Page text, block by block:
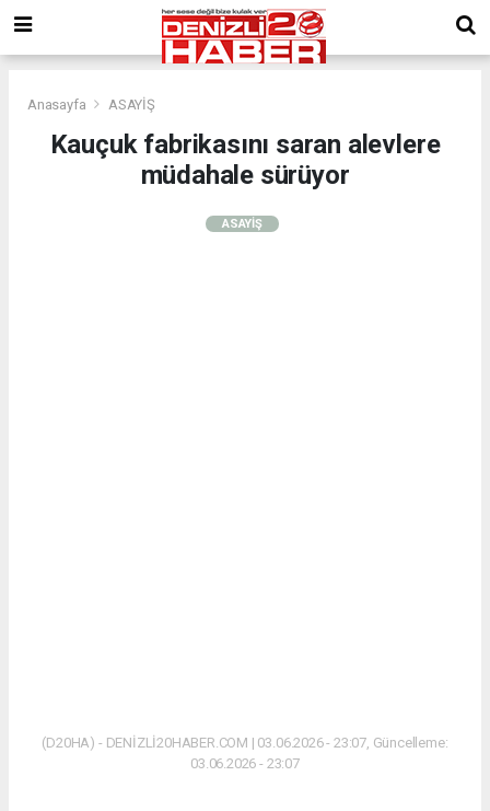
Anasayfa ASAYİŞ
Kauçuk fabrikasını saran alevlere
müdahale sürüyor
ASAYİŞ
(D20HA) - DENİZLİ20HABER.COM | 03.06.2026 - 23:07, Güncelleme:
03.06.2026 - 23:07